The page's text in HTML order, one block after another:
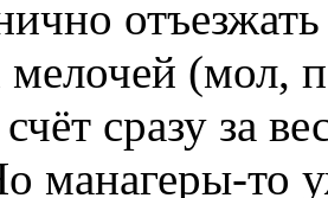
(мол,
сразу за
манагеры-то